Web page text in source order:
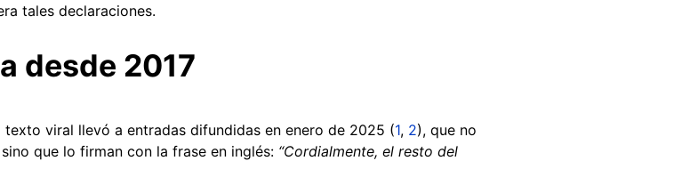
tales declaraciones.
desde 2017
viral llevó a entradas difundidas en enero de 2025 (1, 2), que no
que lo firman con la frase en inglés: “Cordialmente, el resto del